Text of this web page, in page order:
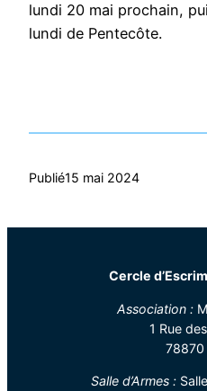
lundi 20 mai prochain,
lundi de Pentecôte.
Publié15 mai 2024
Cercle
Association :
1 Rue
78870
Salle d’Armes :